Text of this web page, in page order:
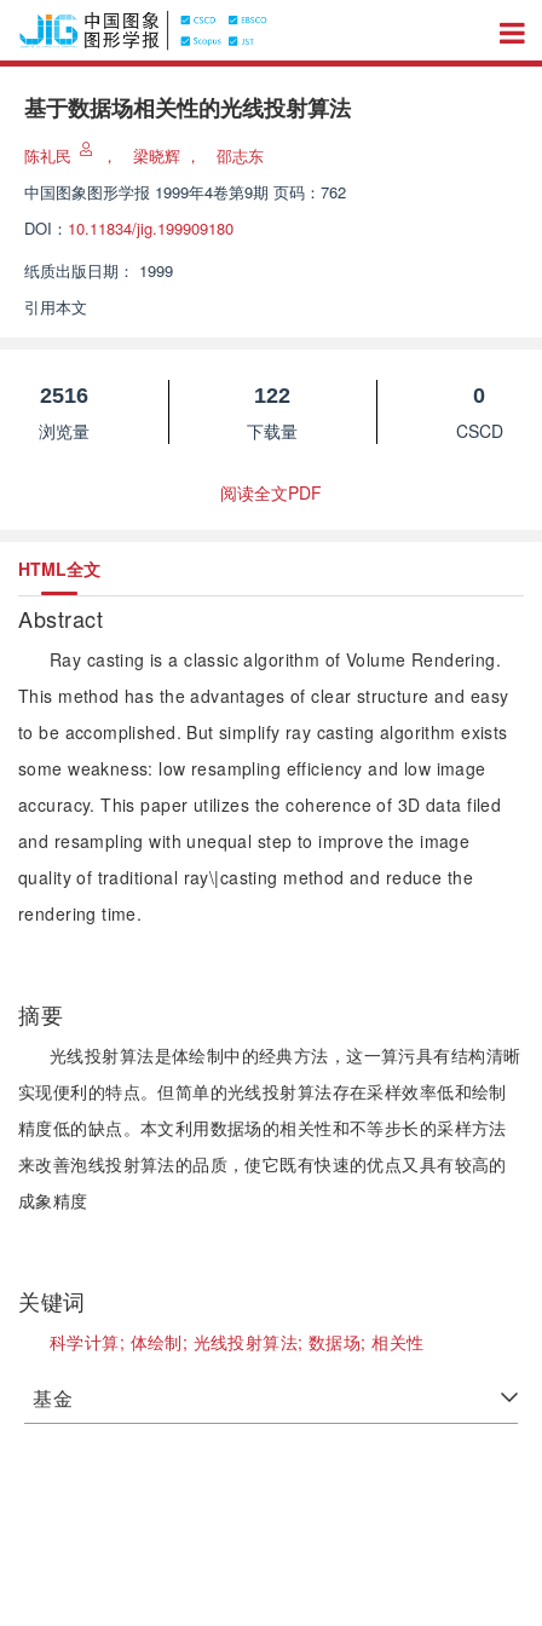
基于数据场相关性的光线投射算法
陈礼民 ， 梁晓辉 ，
邵志东
中国图象图形学报 1999年4卷第9期 页码：762
DOI： 10.11834/jig.199909180
纸质出版日期： 1999
引用本文
2516
浏览量
122
下载量
0
CSCD
阅读全文PDF
HTML全文
Abstract
Ray casting is a classic algorithm of Volume Rendering.
This method has the advantages of clear structure and easy
to be accomplished. But simplify ray casting algorithm exists
some weakness: low resampling efficiency and low image
accuracy. This paper utilizes the coherence of 3D data filed
and resampling with unequal step to improve the image
quality of traditional ray\|casting method and reduce the
rendering time.
摘要
光线投射算法是体绘制中的经典方法，这一算污具有结构清晰
实现便利的特点。但简单的光线投射算法存在采样效率低和绘制
精度低的缺点。本文利用数据场的相关性和不等步长的采样方法
来改善泡线投射算法的品质，使它既有快速的优点又具有较高的
成象精度
关键词
科学计算; 体绘制; 光线投射算法;数据场;相关性
基金